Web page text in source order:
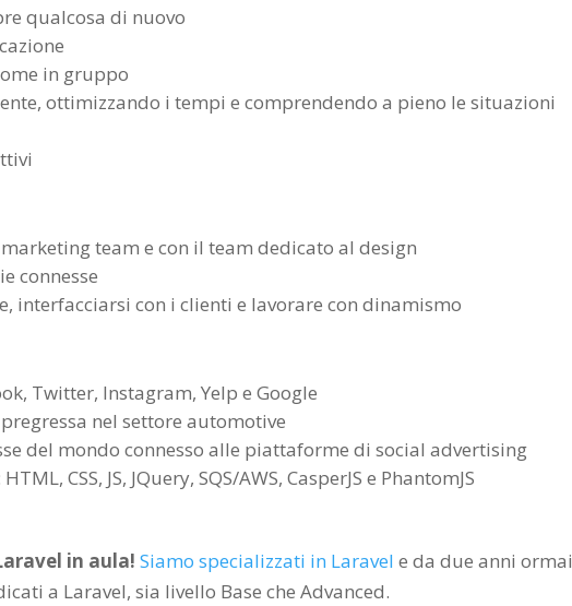
qualcosa di nuovo
in gruppo
ottimizzando i tempi e comprendendo a pieno le situazioni
team e con il team dedicato al design
connesse
interfacciarsi con i clienti e lavorare con dinamismo
Twitter, Instagram, Yelp e Google
nel settore automotive
del mondo connesso alle piattaforme di social advertising
CSS, JS, JQuery, SQS/AWS, CasperJS e PhantomJS
in aula! Siamo specializzati in Laravel e da due anni ormai
a Laravel, sia livello Base che Advanced.